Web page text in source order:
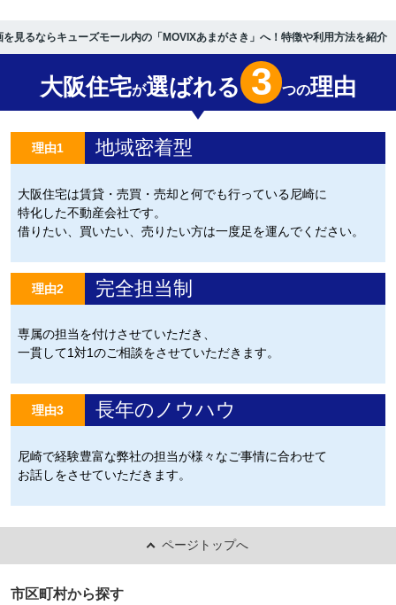
見るならキューズモール内の「MOVIXあまがさき」へ！特徴や利用方法を紹介
大阪住宅が選ばれる 3 つの理由
理由1 地域密着型
大阪住宅は賃貸・売買・売却と何でも行っている尼崎に
特化した不動産会社です。
借りたい、買いたい、売りたい方は一度足を運んでください。
理由2 完全担当制
専属の担当を付けさせていただき、
一貫して1対1のご相談をさせていただきます。
理由3 長年のノウハウ
尼崎で経験豊富な弊社の担当が様々なご事情に合わせて
お話しをさせていただきます。
ページトップへ
市区町村から探す